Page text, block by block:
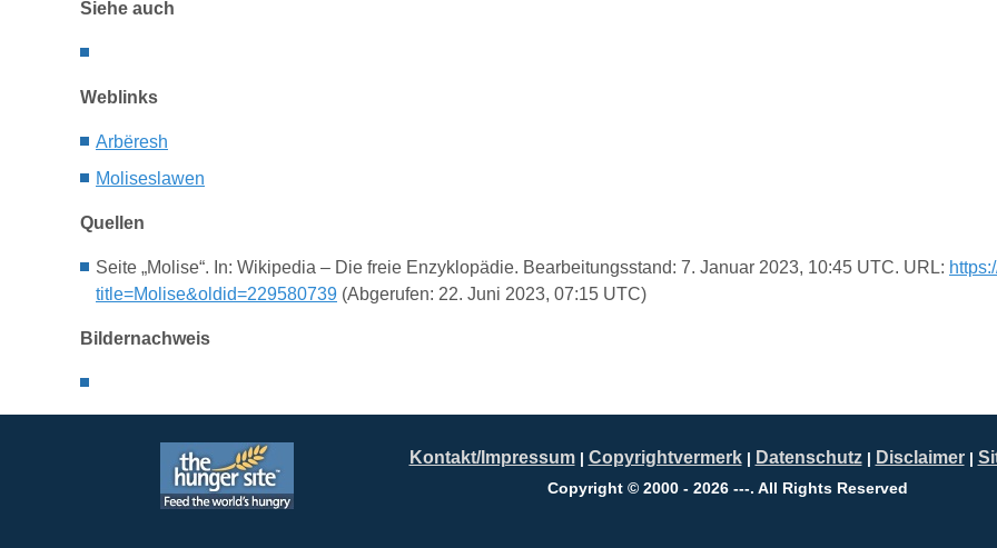
Siehe auch
Weblinks
Arbëresh
Moliseslawen
Quellen
Seite „Molise“. In: Wikipedia – Die freie Enzyklopädie. Bearbeitungsstand: 7. Januar 2023, 10:45 UTC. URL:
title=Molise&oldid=229580739 (Abgerufen: 22. Juni 2023, 07:15 UTC)
Bildernachweis
Kontakt/Impressum| Copyrightvermerk| Datenschutz| Disclaimer|
Copyright © 2000 - 2026 ---. All Rights Reserved